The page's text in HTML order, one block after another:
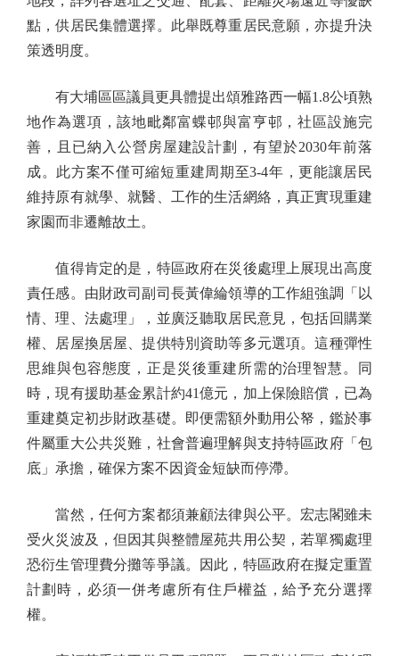
點，供居民集體選擇。此舉既尊重居民意願，亦提升決
策透明度。
有大埔區區議員更具體提出頌雅路西一幅1.8公頃熟
地作為選項，該地毗鄰富蝶邨與富亨邨，社區設施完
善，且已納入公營房屋建設計劃，有望於2030年前落
成。此方案不僅可縮短重建周期至3-4年，更能讓居民
維持原有就學、就醫、工作的生活網絡，真正實現重建
家園而非遷離故土。
值得肯定的是，特區政府在災後處理上展現出高度
責任感。由財政司副司長黃偉綸領導的工作組強調「以
情、理、法處理」，並廣泛聽取居民意見，包括回購業
權、居屋換居屋、提供特別資助等多元選項。這種彈性
思維與包容態度，正是災後重建所需的治理智慧。同
時，現有援助基金累計約41億元，加上保險賠償，已為
重建奠定初步財政基礎。即便需額外動用公帑，鑑於事
件屬重大公共災難，社會普遍理解與支持特區政府「包
底」承擔，確保方案不因資金短缺而停滯。
當然，任何方案都須兼顧法律與公平。宏志閣雖未
受火災波及，但因其與整體屋苑共用公契，若單獨處理
恐衍生管理費分攤等爭議。因此，特區政府在擬定重置
計劃時，必須一併考慮所有住戶權益，給予充分選擇
權。